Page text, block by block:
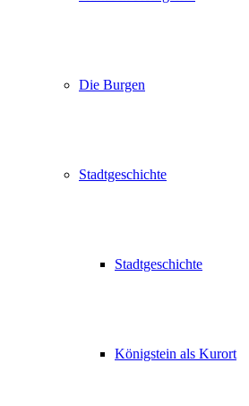
Die Burgen
Stadtgeschichte
Stadtgeschichte
Königstein als Kurort